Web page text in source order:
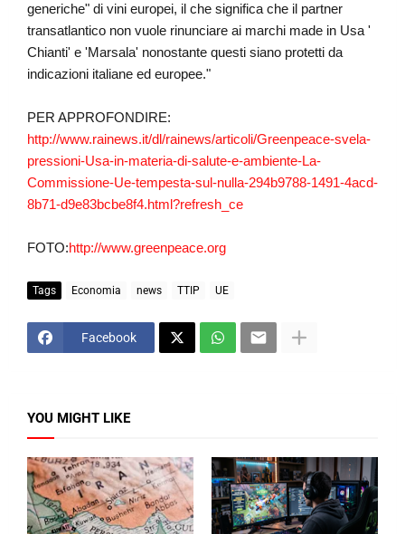
generiche" di vini europei, il che significa che il partner
transatlantico non vuole rinunciare ai marchi made in Usa '
Chianti' e 'Marsala' nonostante questi siano protetti da
indicazioni italiane ed europee."
PER APPROFONDIRE:
http://www.rainews.it/dl/rainews/articoli/Greenpeace-svela-
pressioni-Usa-in-materia-di-salute-e-ambiente-La-
Commissione-Ue-tempesta-sul-nulla-294b9788-1491-4acd-
8b71-d9e83bcbe8f4.html?refresh_ce
FOTO:http://www.greenpeace.org
Tags Economia news TTIP UE
Facebook
YOU MIGHT LIKE